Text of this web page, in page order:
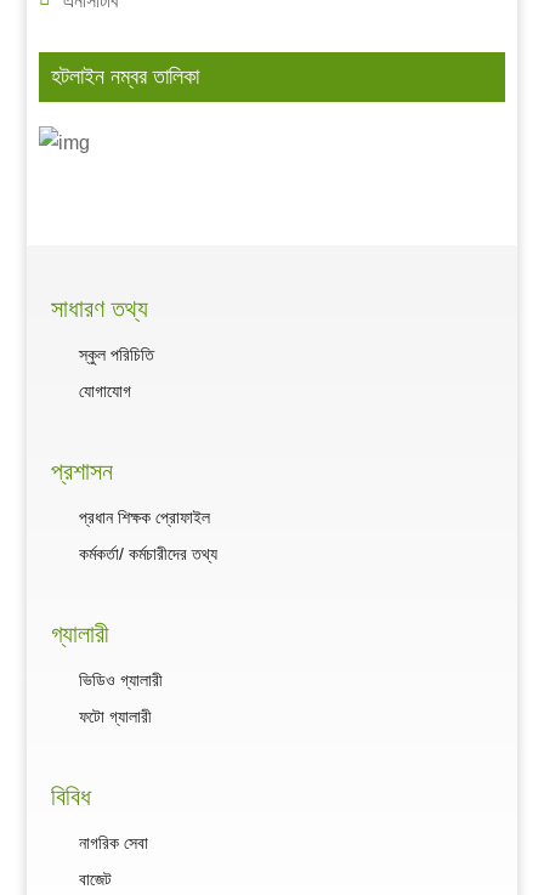
হটলাইন নম্বর তালিকা
সাধারণ তথ্য
স্কুল পরিচিতি
যোগাযোগ
প্রশাসন
প্রধান শিক্ষক প্রোফাইল
কর্মকর্তা/ কর্মচারীদের তথ্য
গ্যালারী
ভিডিও গ্যালারী
ফটো গ্যালারী
বিবিধ
নাগরিক সেবা
বাজেট